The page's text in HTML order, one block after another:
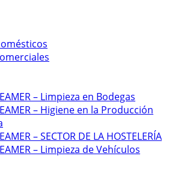
– Limpieza en Bodegas
– Higiene en la Producción
– SECTOR DE LA HOSTELERÍA
– Limpieza de Vehículos